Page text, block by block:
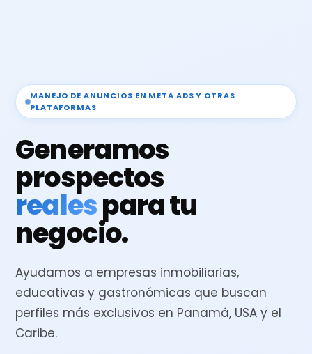
MANEJO DE ANUNCIOS EN META ADS Y OTRAS
PLATAFORMAS
Generamos
prospectos
realespara tu
negocio.
Ayudamos a empresas inmobiliarias,
educativas y gastronómicas que buscan
perfiles más exclusivos en Panamá, USA y el
Caribe.